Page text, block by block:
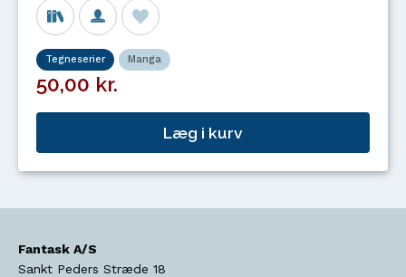
Tegneserier Manga
50,00 kr.
Læg i kurv
Fantask A/S
Sankt Peders Stræde 18